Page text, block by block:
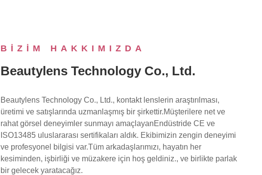
BIZIM HAKKIMIZDA
Beautylens Technology Co., Ltd.
Beautylens Technology Co., Ltd., kontakt lenslerin araştırılması,
üretimi ve satışlarında uzmanlaşmış bir şirkettir.Müşterilere net ve
rahat görsel deneyimler sunmayı amaçlayanEndüstride CE ve
ISO13485 uluslararası sertifikaları aldık. Ekibimizin zengin deneyimi
ve profesyonel bilgisi var.Tüm arkadaşlarımızı, hayatın her
kesiminden, işbirliği ve müzakere için hoş geldiniz., ve birlikte parlak
bir gelecek yaratacağız.